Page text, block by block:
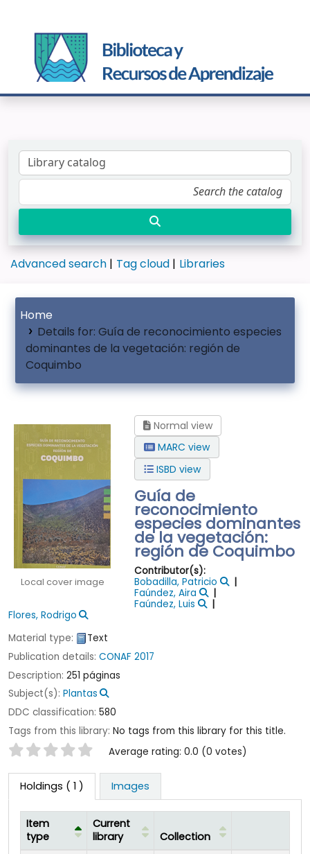
Advanced search Tag cloud Libraries
Home
Details for:Guía de reconocimiento especies
dominantes de la vegetación: región de
Coquimbo
Local cover image
Normal view
MARC view
ISBD view
Guía de
reconocimiento
especies dominantes
de la vegetación:
región de Coquimbo
Contributor(s):
Bobadilla, Patricio
Faúndez, Aira
Faúndez, Luis
Flores, Rodrigo
Material type:
Text
Publication details: CONAF 2017
Description: 251 páginas
Subject(s): Plantas
DDC classification: 580
Tags from this library: No tags from this library for this title.
Star ratings Average rating: 0.0 (0 votes)
Holdings ( 1 ) Images
Item
type
Current
library
Collection